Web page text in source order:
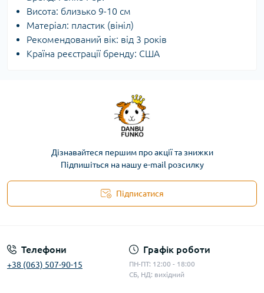
Висота: близько 9-10 см
Матеріал: пластик (вініл)
Рекомендований вік: від 3 років
Країна реєстрації бренду: США
Дізнавайтеся першим про акції та знижки
Підпишіться на нашу e-mail розсилку
Підписатися
Телефони
+38 (063) 507-90-15
Графік роботи
ПН-ПТ: 12:00 - 18:00
СБ, НД: вихідний